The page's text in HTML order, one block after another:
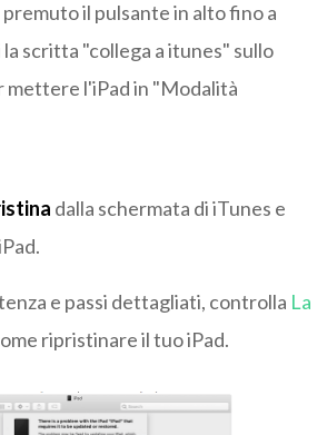
il pulsante in alto fino a
scritta "collega a itunes" sullo
mettere l'iPad in "Modalità
dalla schermata di iTunes e
e passi dettagliati, controlla La
ripristinare il tuo iPad.